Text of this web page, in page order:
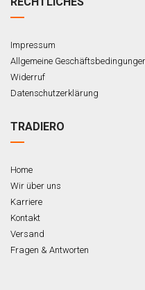
Impressum
Allgemeine
Widerruf
Datenschutzerklärung
TRADIERO
Home
Wir über uns
Karriere
Kontakt
Versand
Fragen & Antworten